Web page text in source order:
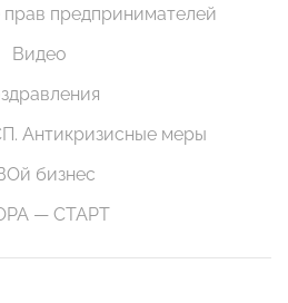
предпринимателей
Видео
Антикризисные меры
бизнес
— СТАРТ